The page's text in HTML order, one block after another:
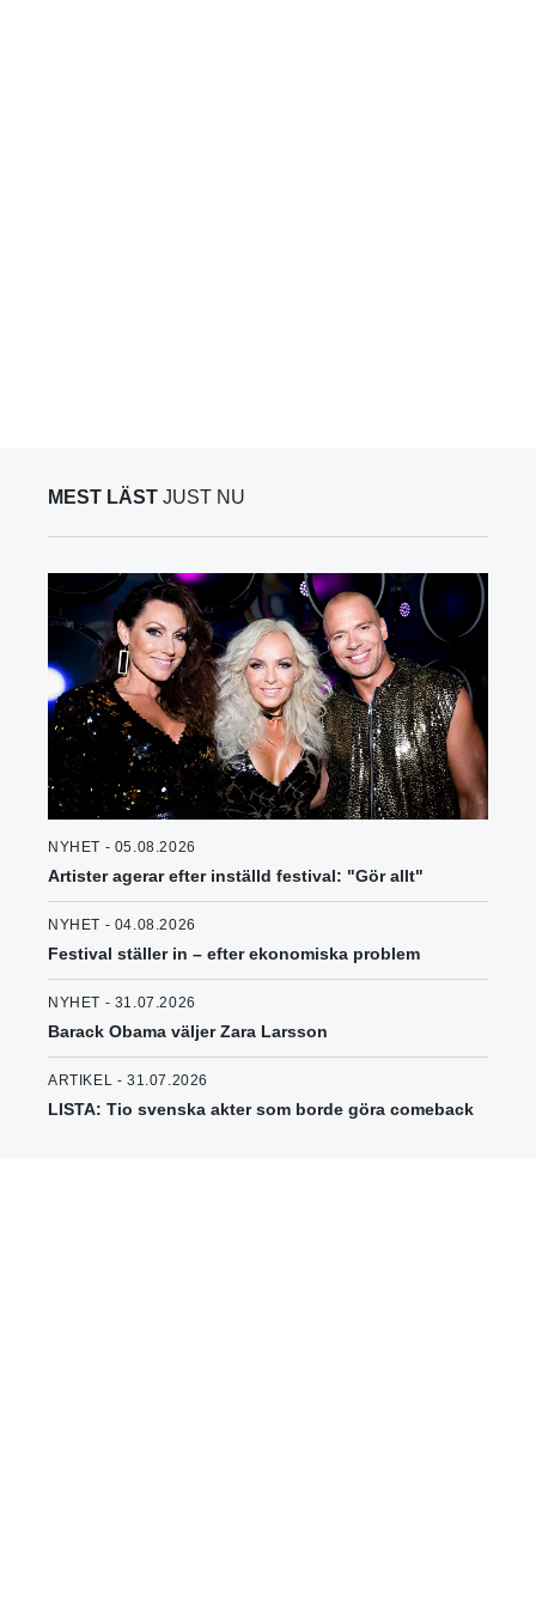
MEST LÄST JUST NU
NYHET - 05.08.2026
Artister agerar efter inställd festival: "Gör allt"
NYHET - 04.08.2026
Festival ställer in – efter ekonomiska problem
NYHET - 31.07.2026
Barack Obama väljer Zara Larsson
ARTIKEL - 31.07.2026
LISTA: Tio svenska akter som borde göra comeback